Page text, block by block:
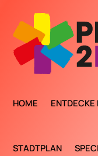
HOME ENTDECKE
STADTPLAN